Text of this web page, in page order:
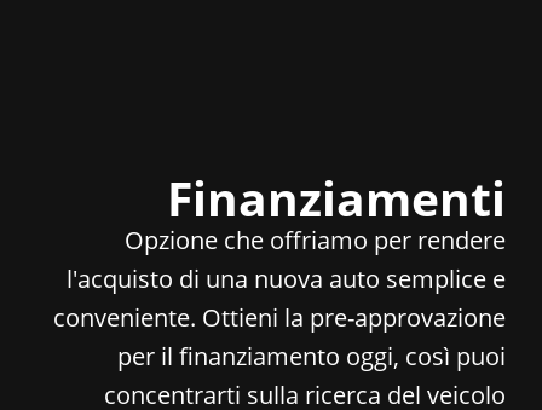
Finanziamenti
Opzione che offriamo per rendere
l'acquisto di una nuova auto semplice e
conveniente. Ottieni la pre-approvazione
per il finanziamento oggi, così puoi
concentrarti sulla ricerca del veicolo